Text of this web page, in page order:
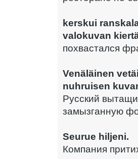
kerskui
valokuvan
похвастался
Venäläinen
nuhruisen
Русский
замызганную
Seurue hiljeni.
Компания